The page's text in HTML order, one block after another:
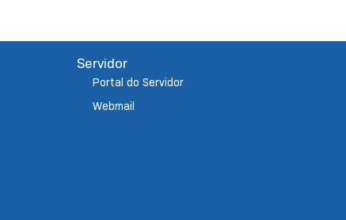
Servidor
Portal do Servidor
Webmail